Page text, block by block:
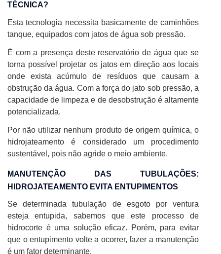
TÉCNICA?
Esta tecnologia necessita basicamente de caminhões
tanque, equipados com jatos de água sob pressão.
É com a presença deste reservatório de água que se
torna possível projetar os jatos em direção aos locais
onde exista acúmulo de resíduos que causam a
obstrução da água. Com a força do jato sob pressão, a
capacidade de limpeza e de desobstrução é altamente
potencializada.
Por não utilizar nenhum produto de origem química, o
hidrojateamento é considerado um procedimento
sustentável, pois não agride o meio ambiente.
MANUTENÇÃO DAS TUBULAÇÕES:
HIDROJATEAMENTO EVITA ENTUPIMENTOS
Se determinada tubulação de esgoto por ventura
esteja entupida, sabemos que este processo de
hidrocorte é uma solução eficaz. Porém, para evitar
que o entupimento volte a ocorrer, fazer a manutenção
é um fator determinante.